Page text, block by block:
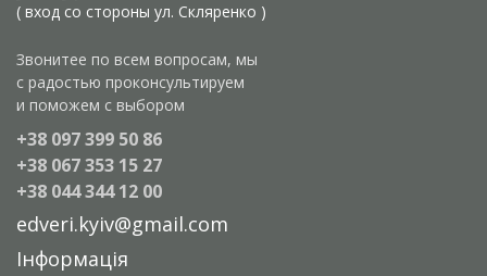
( вход со стороны ул. Скляренко )
Звонитее по всем вопросам, мы
с радостью проконсультируем
и поможем с выбором
+38 097 399 50 86
+38 067 353 15 27
+38 044 344 12 00
edveri.kyiv@gmail.com
Інформація